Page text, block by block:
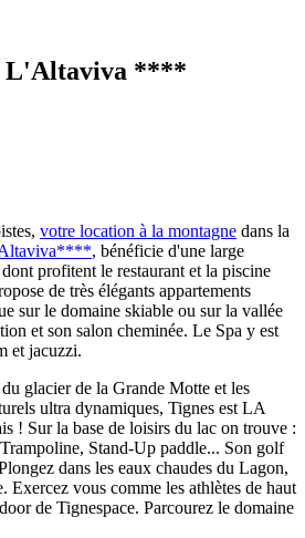
L'Altaviva ****
votre location à la montagne dans la
, bénéficie d'une large
profitent le restaurant et la piscine
de très élégants appartements
sur le domaine skiable ou sur la vallée
et son salon cheminée. Le Spa y est
et jacuzzi.
glacier de la Grande Motte et les
ultra dynamiques, Tignes est LA
! Sur la base de loisirs du lac on trouve :
Stand-Up paddle... Son golf
dans les eaux chaudes du Lagon,
Exercez vous comme les athlètes de haut
de Tignespace. Parcourez le domaine